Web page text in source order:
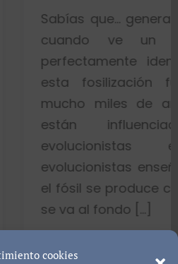
cookies
generalmente toda la
ve un fósil de
identificado
fue un
de años. Esto es
por
enseñan con
produce cuando el pez
fondo […]